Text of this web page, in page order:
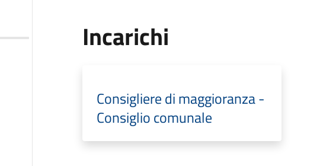
Incarichi
Consigliere di maggioranza -
Consiglio comunale